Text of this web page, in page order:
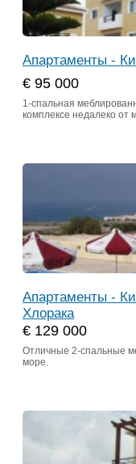
Апартаменты -
€ 95 000
1-спальная
комплексе недалеко от
Апартаменты -
Хлорака
€ 129 000
Отличные 2-спальные
море.